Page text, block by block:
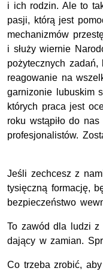
i ich rodzin. Ale to
pasji, którą jest
mechanizmów
i służy wiernie
pożytecznych
reagowanie na
garnizonie lubuskim
których praca jest
roku wstąpiło do
profesjonalistów.
Jeśli zechcesz z
tysięczną formację,
bezpieczeństwo
To zawód dla ludzi z
dający w zamian.
Co trzeba zrobić,